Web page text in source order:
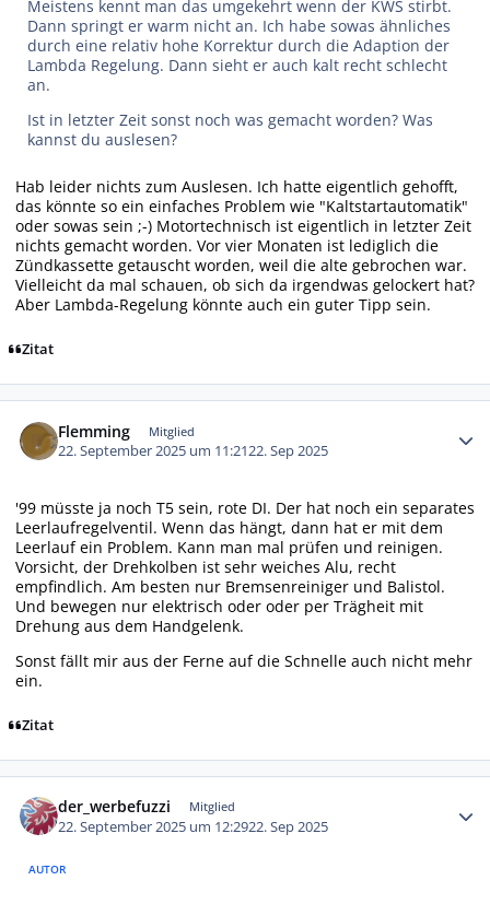
Meistens kennt man das umgekehrt wenn der KWS stirbt.
Dann springt er warm nicht an. Ich habe sowas ähnliches
durch eine relativ hohe Korrektur durch die Adaption der
Lambda Regelung. Dann sieht er auch kalt recht schlecht
an.
Ist in letzter Zeit sonst noch was gemacht worden? Was
kannst du auslesen?
Hab leider nichts zum Auslesen. Ich hatte eigentlich gehofft,
das könnte so ein einfaches Problem wie "Kaltstartautomatik"
oder sowas sein ;-) Motortechnisch ist eigentlich in letzter Zeit
nichts gemacht worden. Vor vier Monaten ist lediglich die
Zündkassette getauscht worden, weil die alte gebrochen war.
Vielleicht da mal schauen, ob sich da irgendwas gelockert hat?
Aber Lambda-Regelung könnte auch ein guter Tipp sein.
Zitat
Flemming Mitglied
22. September 2025 um 11:2122. Sep 2025
'99 müsste ja noch T5 sein, rote DI. Der hat noch ein separates
Leerlaufregelventil. Wenn das hängt, dann hat er mit dem
Leerlauf ein Problem. Kann man mal prüfen und reinigen.
Vorsicht, der Drehkolben ist sehr weiches Alu, recht
empfindlich. Am besten nur Bremsenreiniger und Balistol.
Und bewegen nur elektrisch oder oder per Trägheit mit
Drehung aus dem Handgelenk.
Sonst fällt mir aus der Ferne auf die Schnelle auch nicht mehr
ein.
Zitat
der_werbefuzzi Mitglied
22. September 2025 um 12:2922. Sep 2025
AUTOR